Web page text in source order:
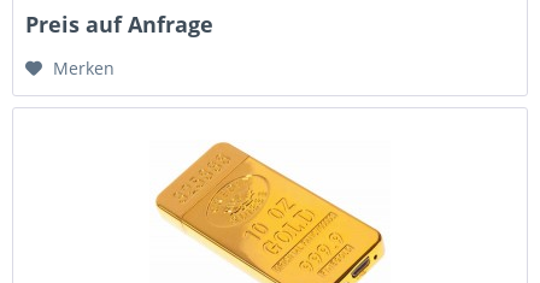
Preis auf Anfrage
Merken